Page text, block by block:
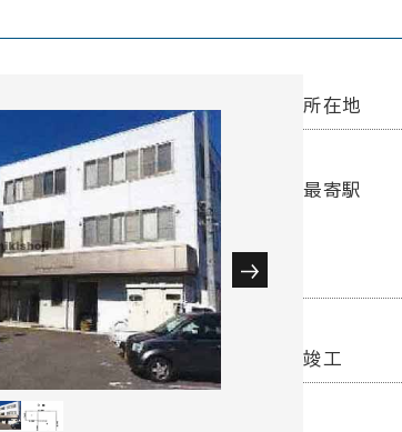
所在地
最寄駅
竣工